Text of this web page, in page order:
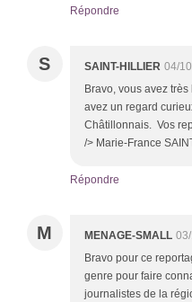
Répondre
S SAINT-HILLIER 04/
Bravo, vous avez
avez un regard
Châtillonnais. Vos
/> Marie-France
Répondre
M MENAGE-SMALL
Bravo pour ce
genre pour faire
journalistes de la